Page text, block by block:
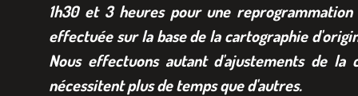
1h30 et 3 heures pour une reprogrammation
effectuée sur la base de la cartographie
Nous effectuons autant d'ajustements de
nécessitent plus de temps que d'autres.